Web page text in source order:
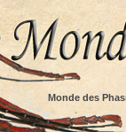
Monde des